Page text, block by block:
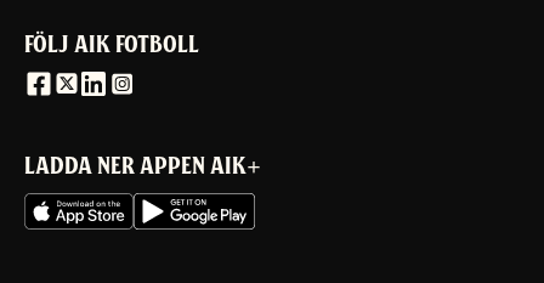
FÖLJ AIK FOTBOLL
LADDA NER APPEN AIK+